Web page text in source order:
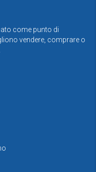
come punto di
vendere, comprare o